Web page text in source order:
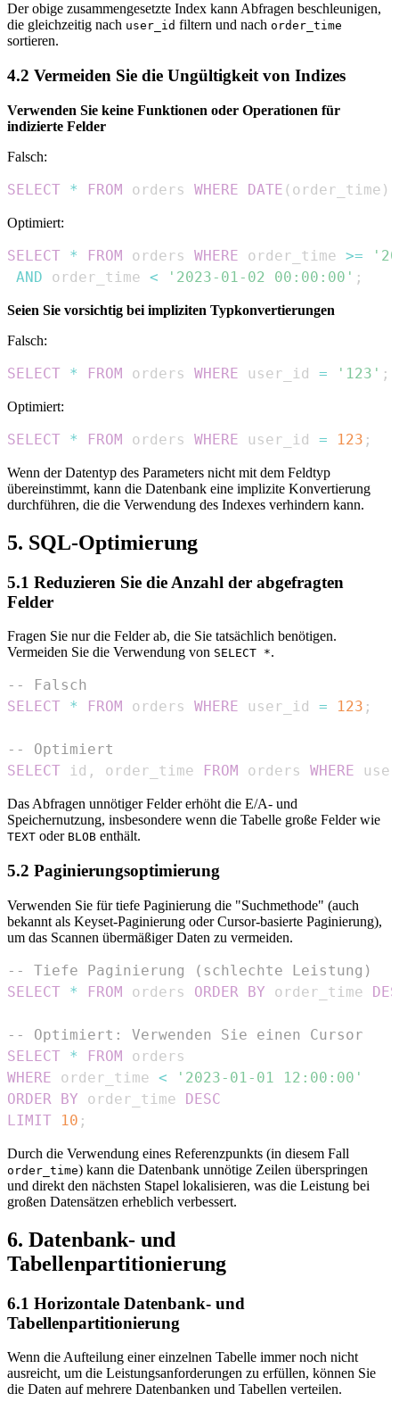
Der obige zusammengesetzte Index kann Abfragen beschleunigen,
die gleichzeitig nach user_id filtern und nach order_time
sortieren.
4.2 Vermeiden Sie die Ungültigkeit von Indizes
Verwenden Sie keine Funktionen oder Operationen für
indizierte Felder
Falsch:
SELECT * FROM orders WHERE DATE ( order_time )
Optimiert:
SELECT * FROM orders WHERE order_time >=
AND order_time < '2023-01-02 00:00:00' ;
Seien Sie vorsichtig bei impliziten Typkonvertierungen
Falsch:
SELECT * FROM orders WHERE user_id = '123' ;
Optimiert:
SELECT * FROM orders WHERE user_id = 123 ;
Wenn der Datentyp des Parameters nicht mit dem Feldtyp
übereinstimmt, kann die Datenbank eine implizite Konvertierung
durchführen, die die Verwendung des Indexes verhindern kann.
5. SQL-Optimierung
5.1 Reduzieren Sie die Anzahl der abgefragten
Felder
Fragen Sie nur die Felder ab, die Sie tatsächlich benötigen.
Vermeiden Sie die Verwendung von SELECT *.
-- Falsch
SELECT * FROM orders WHERE user_id = 123 ;
-- Optimiert
SELECT id , order_time FROM orders WHERE
Das Abfragen unnötiger Felder erhöht die E/A- und
Speichernutzung, insbesondere wenn die Tabelle große Felder wie
TEXT oder BLOB enthält.
5.2 Paginierungsoptimierung
Verwenden Sie für tiefe Paginierung die "Suchmethode" (auch
bekannt als Keyset-Paginierung oder Cursor-basierte Paginierung),
um das Scannen übermäßiger Daten zu vermeiden.
-- Tiefe Paginierung (schlechte Leistung)
SELECT * FROM orders ORDER BY order_time
-- Optimiert: Verwenden Sie einen Cursor
SELECT * FROM
WHERE order_time <
'2023-01-01 12:00:00'
ORDER
BY order_time DESC
LIMIT
10 ;
Durch die Verwendung eines Referenzpunkts (in diesem Fall
order_time) kann die Datenbank unnötige Zeilen überspringen
und direkt den nächsten Stapel lokalisieren, was die Leistung bei
großen Datensätzen erheblich verbessert.
6. Datenbank- und
Tabellenpartitionierung
6.1 Horizontale Datenbank- und
Tabellenpartitionierung
Wenn die Aufteilung einer einzelnen Tabelle immer noch nicht
ausreicht, um die Leistungsanforderungen zu erfüllen, können Sie
die Daten auf mehrere Datenbanken und Tabellen verteilen.